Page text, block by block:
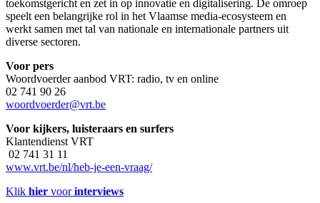
toekomstgericht en zet in op innovatie en digitalisering. De omroep
speelt een belangrijke rol in het Vlaamse media-ecosysteem en
werkt samen met tal van nationale en internationale partners uit
diverse sectoren.
Voor pers
Woordvoerder aanbod VRT: radio, tv en online
02 741 90 26
woordvoerder@vrt.be
Voor kijkers, luisteraars en surfers
Klantendienst VRT
02 741 31 11
www.vrt.be/nl/heb-je-een-vraag/
Klik hier voorinterviews